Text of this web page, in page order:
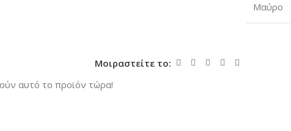
Μαύρο
Μοιραστείτε το:
αυτό το προϊόν τώρα!